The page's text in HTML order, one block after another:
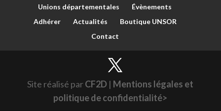
Unions départementales
Évènements
Adhérer
Actualités
Boutique UNSOR
Contact
Site réalisé parCF2D | Mentions légales et
politique de confidentialité>